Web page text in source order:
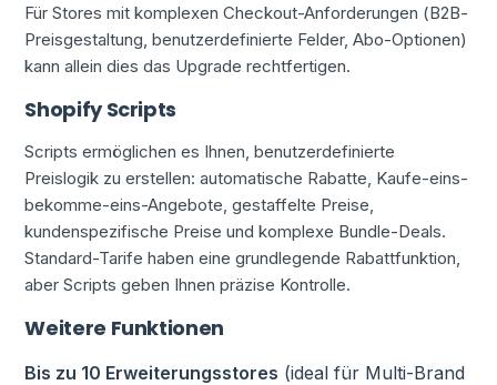
Für Stores mit komplexen Checkout-Anforderungen (B2B-
Preisgestaltung, benutzerdefinierte Felder, Abo-Optionen)
kann allein dies das Upgrade rechtfertigen.
Shopify Scripts
Scripts ermöglichen es Ihnen, benutzerdefinierte
Preislogik zu erstellen: automatische Rabatte, Kaufe-eins-
bekomme-eins-Angebote, gestaffelte Preise,
kundenspezifische Preise und komplexe Bundle-Deals.
Standard-Tarife haben eine grundlegende Rabattfunktion,
aber Scripts geben Ihnen präzise Kontrolle.
Weitere Funktionen
Bis zu 10 Erweiterungsstores (ideal für Multi-Brand